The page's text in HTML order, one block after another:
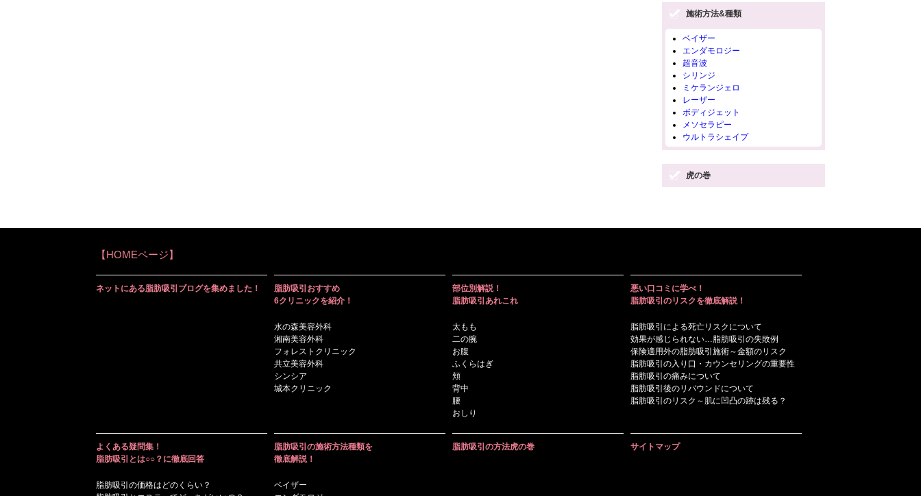
施術方法&種類
ベイザー
エンダモロジー
超音波
シリンジ
ミケランジェロ
レーザー
ボディジェット
メソセラピー
ウルトラシェイプ
虎の巻
【HOMEページ】
ネットにある脂肪吸引ブログを集めました！
脂肪吸引おすすめ
6クリニックを紹介！
水の森美容外科
湘南美容外科
フォレストクリニック
共立美容外科
シンシア
城本クリニック
部位別解説！
脂肪吸引あれこれ
太もも
二の腕
お腹
ふくらはぎ
頬
背中
腰
おしり
悪い口コミに学べ！
脂肪吸引のリスクを徹底解説！
脂肪吸引による死亡リスクについて
効果が感じられない…脂肪吸引の失敗例
保険適用外の脂肪吸引施術～金額のリスク
脂肪吸引の入り口・カウンセリングの重要性
脂肪吸引の痛みについて
脂肪吸引後のリバウンドについて
脂肪吸引のリスク～肌に凹凸の跡は残る？
よくある疑問集！
脂肪吸引とは○○？に徹底回答
脂肪吸引の価格はどのくらい？
脂肪吸引の施術方法種類を
徹底解説！
ベイザー
脂肪吸引の方法虎の巻 サイトマップ